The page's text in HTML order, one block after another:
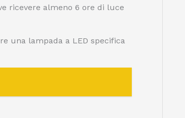
ricevere almeno 6 ore di luce
una lampada a LED specifica